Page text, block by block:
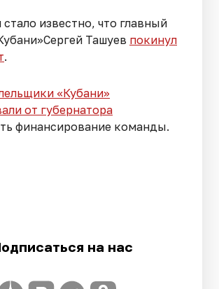
стало известно, что главный
Ташуев покинул
.
«Кубани»
от губернатора
финансирование команды.
на нас